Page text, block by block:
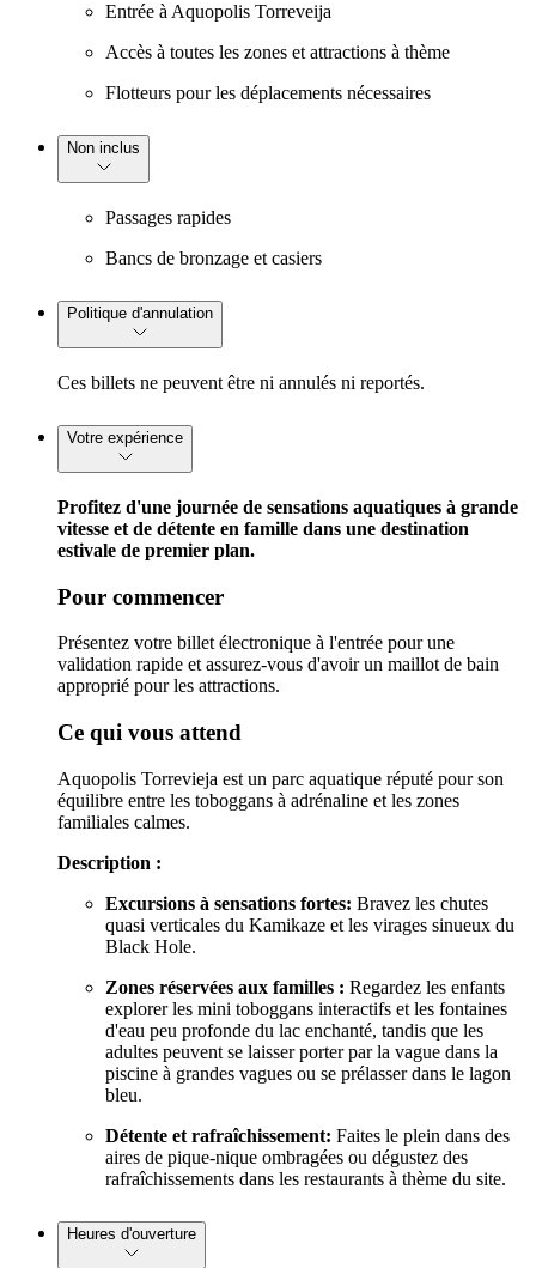
Entrée à Aquopolis Torreveija
Accès à toutes les zones et attractions à thème
Flotteurs pour les déplacements nécessaires
Non inclus
Passages rapides
Bancs de bronzage et casiers
Politique d'annulation
Ces billets ne peuvent être ni annulés ni reportés.
Votre expérience
Profitez d'une journée de sensations aquatiques à grande
vitesse et de détente en famille dans une destination
estivale de premier plan.
Pour commencer
Présentez votre billet électronique à l'entrée pour une
validation rapide et assurez-vous d'avoir un maillot de bain
approprié pour les attractions.
Ce qui vous attend
Aquopolis Torrevieja est un parc aquatique réputé pour son
équilibre entre les toboggans à adrénaline et les zones
familiales calmes.
Description :
Excursions à sensations fortes: Bravez les chutes
quasi verticales du Kamikaze et les virages sinueux du
Black Hole.
Zones réservées aux familles : Regardez les enfants
explorer les mini toboggans interactifs et les fontaines
d'eau peu profonde du lac enchanté, tandis que les
adultes peuvent se laisser porter par la vague dans la
piscine à grandes vagues ou se prélasser dans le lagon
bleu.
Détente et rafraîchissement: Faites le plein dans des
aires de pique-nique ombragées ou dégustez des
rafraîchissements dans les restaurants à thème du site.
Heures d'ouverture